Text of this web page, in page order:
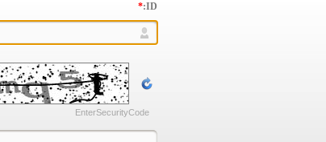
ID:
*
EnterSecurityCode